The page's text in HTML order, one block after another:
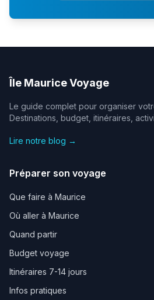
Île Maurice Voyage
Le guide complet pour organiser
Destinations, budget, itinéraires,
Lire notre blog →
Préparer son voyage
Que faire à Maurice
Où aller à Maurice
Quand partir
Budget voyage
Itinéraires 7-14 jours
Infos pratiques